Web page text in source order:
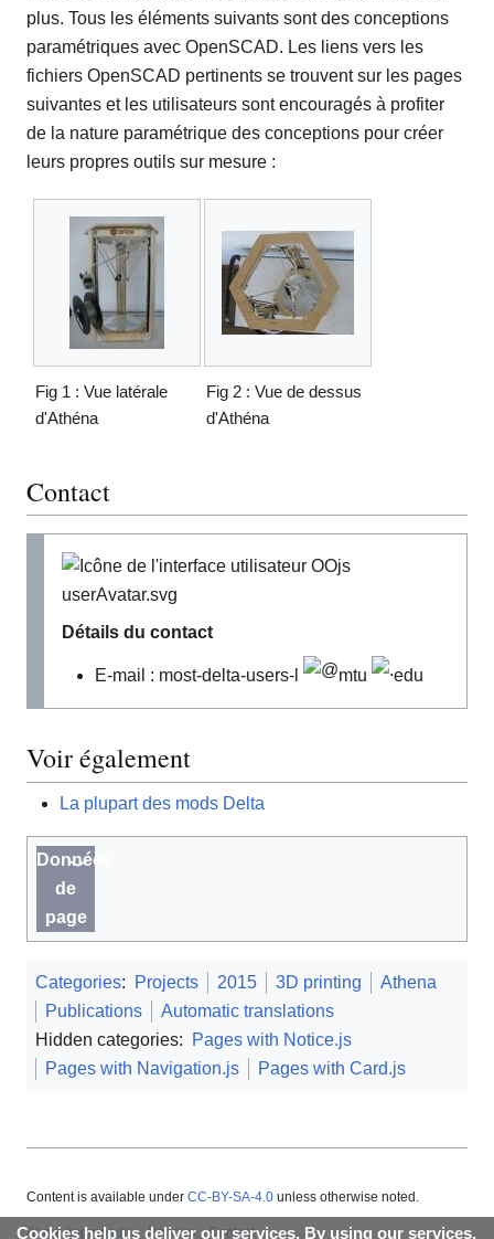
plus. Tous les éléments suivants sont des conceptions
paramétriques avec OpenSCAD. Les liens vers les
fichiers OpenSCAD pertinents se trouvent sur les pages
suivantes et les utilisateurs sont encouragés à profiter
de la nature paramétrique des conceptions pour créer
leurs propres outils sur mesure :
Fig 1 : Vue latérale
d'Athéna
Fig 2 : Vue de dessus
d'Athéna
Contact
Détails du contact
E-mail : most-delta-users-l mtu edu
Voir également
La plupart des mods Delta
Données
de
page
Categories: Projects 2015 3D printing
Athena
Publications
Automatic translations
Hidden categories:
Pages with Notice.js
Pages with Navigation.js
Pages with Card.js
Cookies help us deliver our services. By using our services,
Content is available under CC-BY-SA-4.0 unless otherwise noted.
About Appropedia Policies Contact